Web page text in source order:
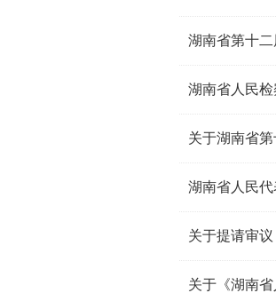
湖南省人民
关于湖南省